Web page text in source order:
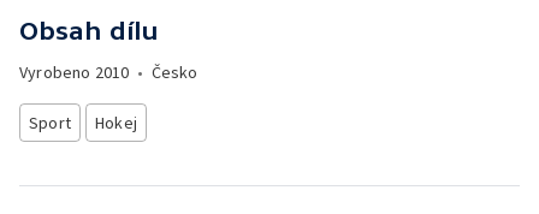
Obsah dílu
Vyrobeno 2010 • Česko
Sport Hokej